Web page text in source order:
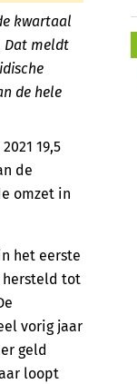
kwartaal
Dat meldt
de hele
19,5
de
omzet in
het eerste
hersteld tot
vorig jaar
geld
loopt